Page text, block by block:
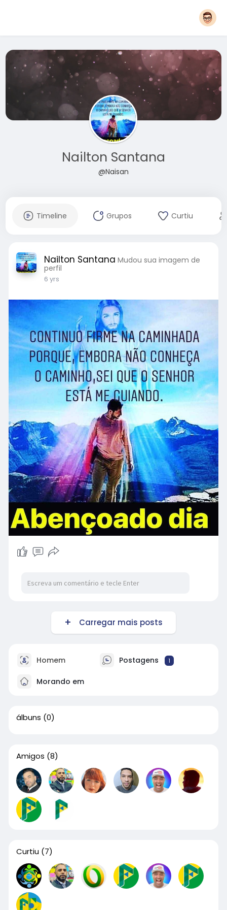
Nailton Santana
@Naisan
Timeline Grupos Curtiu
Nailton Santana Mudou sua imagem de
perfil
6 yrs
Carregar mais posts
Homem Postagens 1
Morando em
álbuns (0)
Amigos (8)
Curtiu (7)